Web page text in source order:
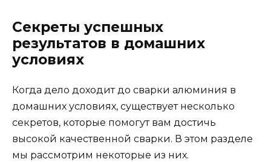
Секреты успешных
результатов в домашних
условиях
Когда дело доходит до сварки алюминия в
домашних условиях, существует несколько
секретов, которые помогут вам достичь
высокой качественной сварки. В этом разделе
мы рассмотрим некоторые из них.